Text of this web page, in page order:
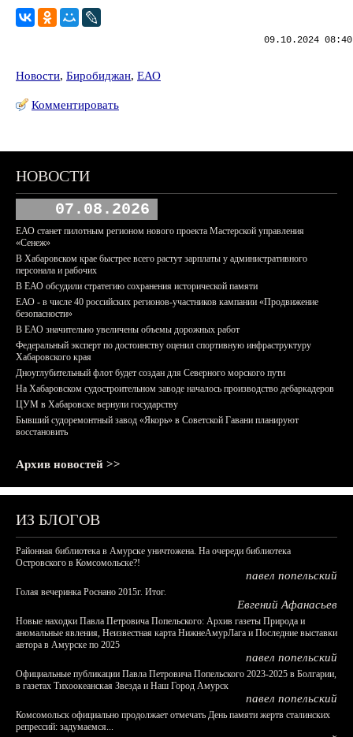
09.10.2024
Новости, Биробиджан, ЕАО
Комментировать
НОВОСТИ
07.08.2026
ЕАО станет пилотным регионом нового проекта Мастерской управления
«Сенеж»
В Хабаровском крае быстрее всего растут зарплаты у административного
персонала и рабочих
В ЕАО обсудили стратегию сохранения исторической памяти
ЕАО - в числе 40 российских регионов-участников кампании «Продвижение
безопасности»
В ЕАО значительно увеличены объемы дорожных работ
Федеральный эксперт по достоинству оценил спортивную инфраструктуру
Хабаровского края
Дноуглубительный флот будет создан для Северного морского пути
На Хабаровском судостроительном заводе началось производство дебаркадеров
ЦУМ в Хабаровске вернули государству
Бывший судоремонтный завод «Якорь» в Советской Гавани планируют
восстановить
Архив новостей >>
ИЗ БЛОГОВ
Районная библиотека в Амурске уничтожена. На очереди библиотека
Островского в Комсомольске?!
павел попельский
Голая вечеринка Роснано 2015г. Итог.
Евгений Афанасьев
Новые находки Павла Петровича Попельского: Архив газеты Природа и
аномальные явления, Неизвестная карта НижнеАмурЛага и Последние выставки
автора в Амурске по 2025
павел попельский
Официальные публикации Павла Петровича Попельского 2023-2025 в Болгарии,
в газетах Тихоокеанская Звезда и Наш Город Амурск
павел попельский
Комсомольск официально продолжает отмечать День памяти жертв сталинских
репрессий: задумаемся...